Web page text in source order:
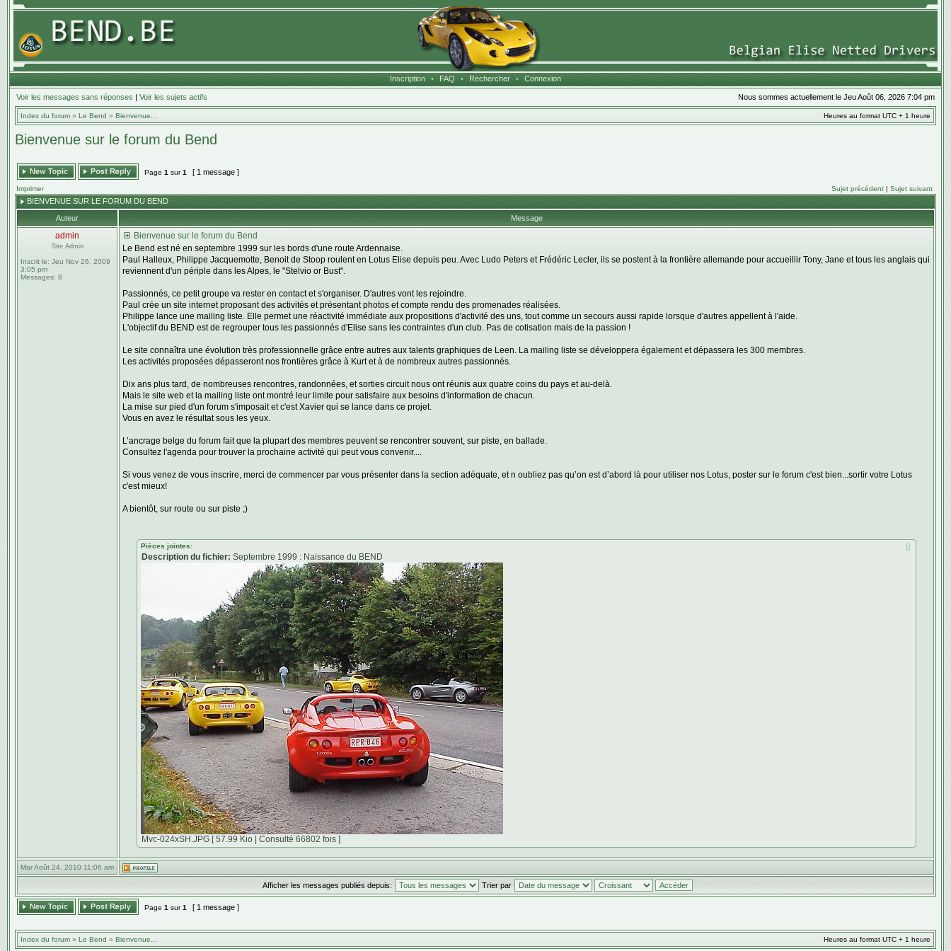
Inscription • FAQ • Rechercher • Connexion
Voir les messages sans réponses | Voir les sujets actifs Nous sommes actuellement le Jeu Août 06, 2026 7:04 pm
Index du forum » Le Bend » Bienvenue... Heures au format UTC + 1 heure
Bienvenue sur le forum du Bend
Page 1 sur1 [ 1 message ]
Imprimer Sujet précédent | Sujet suivant
BIENVENUE SUR LE FORUM DU BEND
Auteur
Message
admin
Site Admin
Inscrit le: Jeu Nov 26, 2009
3:05 pm
Messages: 8
Bienvenue sur le forum du Bend
Le Bend est né en septembre 1999 sur les bords d'une route Ardennaise.
Paul Halleux, Philippe Jacquemotte, Benoit de Stoop roulent en Lotus Elise depuis peu. Avec Ludo Peters et Frédéric Lecler, ils se postent à la frontière allemande pour accueillir Tony, Jane et tous les anglais qui
reviennent d'un périple dans les Alpes, le "Stelvio or Bust".
Passionnés, ce petit groupe va rester en contact et s'organiser. D'autres vont les rejoindre.
Paul crée un site internet proposant des activités et présentant photos et compte rendu des promenades réalisées.
Philippe lance une mailing liste. Elle permet une réactivité immédiate aux propositions d'activité des uns, tout comme un secours aussi rapide lorsque d'autres appellent à l'aide.
L'objectif du BEND est de regrouper tous les passionnés d'Elise sans les contraintes d'un club. Pas de cotisation mais de la passion !
Le site connaîtra une évolution très professionnelle grâce entre autres aux talents graphiques de Leen. La mailing liste se développera également et dépassera les 300 membres.
Les activités proposées dépasseront nos frontières grâce à Kurt et à de nombreux autres passionnés.
Dix ans plus tard, de nombreuses rencontres, randonnées, et sorties circuit nous ont réunis aux quatre coins du pays et au-delà.
Mais le site web et la mailing liste ont montré leur limite pour satisfaire aux besoins d'information de chacun.
La mise sur pied d'un forum s'imposait et c'est Xavier qui se lance dans ce projet.
Vous en avez le résultat sous les yeux.
L’ancrage belge du forum fait que la plupart des membres peuvent se rencontrer souvent, sur piste, en ballade.
Consultez l'agenda pour trouver la prochaine activité qui peut vous convenir....
Si vous venez de vous inscrire, merci de commencer par vous présenter dans la section adéquate, et n oubliez pas qu’on est d’abord là pour utiliser nos Lotus, poster sur le forum c'est bien...sortir votre Lotus
c'est mieux!
A bientôt, sur route ou sur piste ;)
Pièces jointes:
Description du fichier: Septembre 1999 : Naissance du BEND
Mvc-024xSH.JPG [ 57.99 Kio | Consulté 66802 fois ]
Mar Août 24, 2010 11:06 am
Afficher les messages publiés depuis: Trier par
Page 1 sur1 [ 1 message ]
Index du forum » Le Bend » Bienvenue... Heures au format UTC + 1 heure